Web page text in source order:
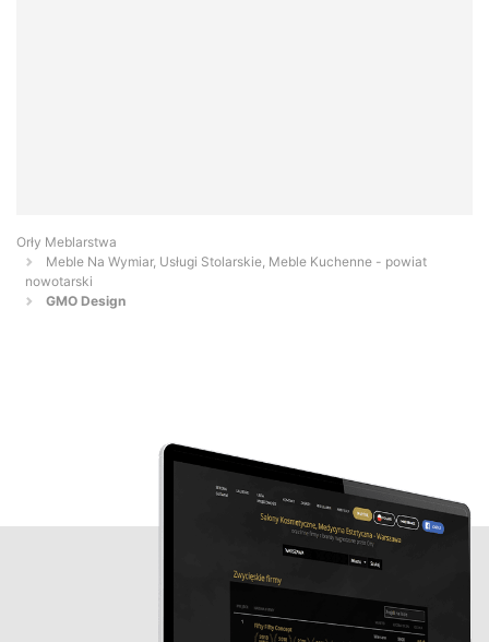
Orły Meblarstwa
Meble Na Wymiar, Usługi Stolarskie, Meble Kuchenne - powiat
nowotarski
GMO Design